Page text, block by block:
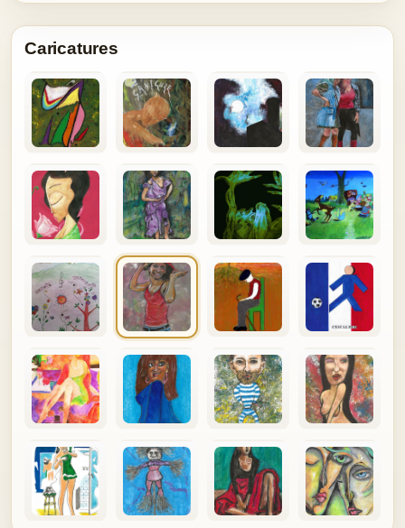
Caricatures